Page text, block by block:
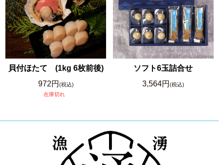
貝付ほたて (1kg 6枚前後)
972円 (税込)
在庫切れ
ソフト6玉詰合せ
3,564円 (税込)